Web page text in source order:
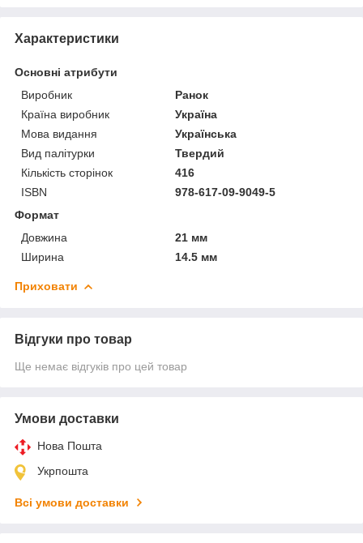
Характеристики
Основні атрибути
Виробник
Ранок
Країна виробник
Україна
Мова видання
Українська
Вид палітурки
Твердий
Кількість сторінок
416
ISBN
978-617-09-9049-5
Формат
Довжина
21 мм
Ширина
14.5 мм
Приховати
Відгуки про товар
Ще немає відгуків про цей товар
Умови доставки
Нова Пошта
Укрпошта
Всі умови доставки